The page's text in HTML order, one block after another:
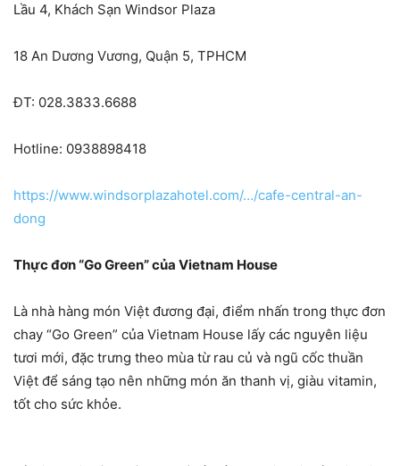
Lầu 4, Khách Sạn Windsor Plaza
18 An Dương Vương, Quận 5, TPHCM
ĐT: 028.3833.6688
Hotline: 0938898418
https://www.windsorplazahotel.com/…/cafe-central-an-
dong
Thực đơn “Go Green” của Vietnam House
Là nhà hàng món Việt đương đại, điểm nhấn trong thực đơn
chay “Go Green” của Vietnam House lấy các nguyên liệu
tươi mới, đặc trưng theo mùa từ rau củ và ngũ cốc thuần
Việt để sáng tạo nên những món ăn thanh vị, giàu vitamin,
tốt cho sức khỏe.